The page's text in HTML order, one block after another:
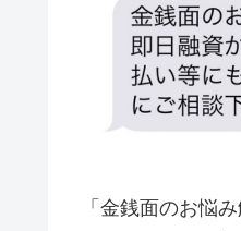
「金銭面のお悩